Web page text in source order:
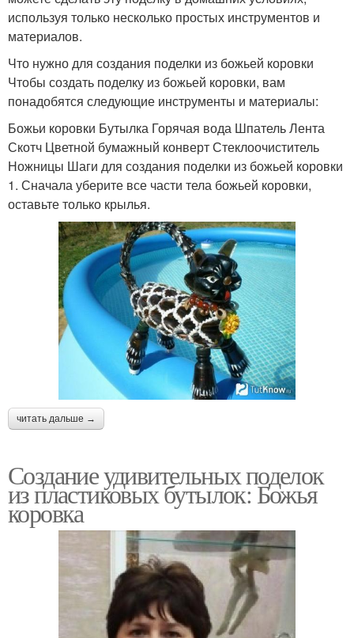
используя только несколько простых инструментов и
материалов.
Что нужно для создания поделки из божьей коровки
Чтобы создать поделку из божьей коровки, вам
понадобятся следующие инструменты и материалы:
Божьи коровки Бутылка Горячая вода Шпатель Лента
Скотч Цветной бумажный конверт Стеклоочиститель
Ножницы Шаги для создания поделки из божьей коровки
1. Сначала уберите все части тела божьей коровки,
оставьте только крылья.
читать дальше →
Создание удивительных поделок
из пластиковых бутылок: Божья
коровка